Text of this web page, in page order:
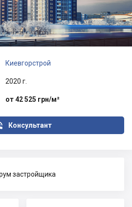
Киевгорстрой
2020 г.
от 42 525 грн/м²
Консультант
застройщика